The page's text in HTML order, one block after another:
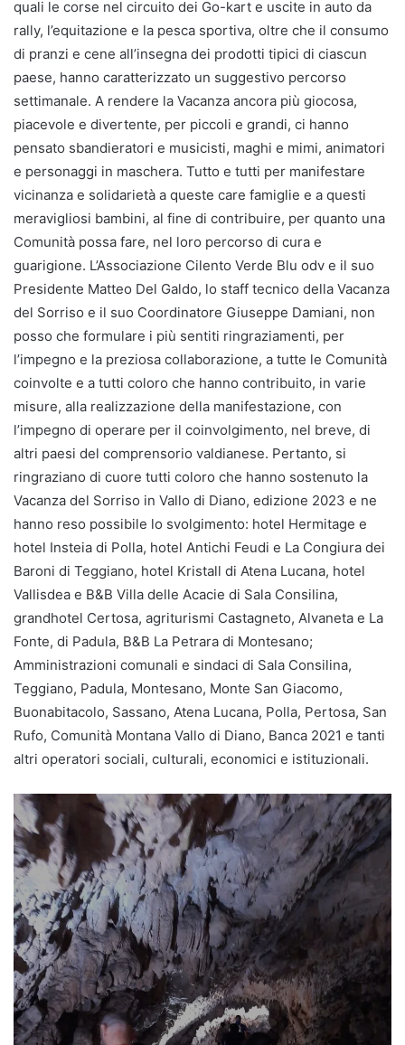
quali le corse nel circuito dei Go-kart e uscite in auto da
rally, l’equitazione e la pesca sportiva, oltre che il consumo
di pranzi e cene all’insegna dei prodotti tipici di ciascun
paese, hanno caratterizzato un suggestivo percorso
settimanale. A rendere la Vacanza ancora più giocosa,
piacevole e divertente, per piccoli e grandi, ci hanno
pensato sbandieratori e musicisti, maghi e mimi, animatori
e personaggi in maschera. Tutto e tutti per manifestare
vicinanza e solidarietà a queste care famiglie e a questi
meravigliosi bambini, al fine di contribuire, per quanto una
Comunità possa fare, nel loro percorso di cura e
guarigione. L’Associazione Cilento Verde Blu odv e il suo
Presidente Matteo Del Galdo, lo staff tecnico della Vacanza
del Sorriso e il suo Coordinatore Giuseppe Damiani, non
posso che formulare i più sentiti ringraziamenti, per
l’impegno e la preziosa collaborazione, a tutte le Comunità
coinvolte e a tutti coloro che hanno contribuito, in varie
misure, alla realizzazione della manifestazione, con
l’impegno di operare per il coinvolgimento, nel breve, di
altri paesi del comprensorio valdianese. Pertanto, si
ringraziano di cuore tutti coloro che hanno sostenuto la
Vacanza del Sorriso in Vallo di Diano, edizione 2023 e ne
hanno reso possibile lo svolgimento: hotel Hermitage e
hotel Insteia di Polla, hotel Antichi Feudi e La Congiura dei
Baroni di Teggiano, hotel Kristall di Atena Lucana, hotel
Vallisdea e B&B Villa delle Acacie di Sala Consilina,
grandhotel Certosa, agriturismi Castagneto, Alvaneta e La
Fonte, di Padula, B&B La Petrara di Montesano;
Amministrazioni comunali e sindaci di Sala Consilina,
Teggiano, Padula, Montesano, Monte San Giacomo,
Buonabitacolo, Sassano, Atena Lucana, Polla, Pertosa, San
Rufo, Comunità Montana Vallo di Diano, Banca 2021 e tanti
altri operatori sociali, culturali, economici e istituzionali.